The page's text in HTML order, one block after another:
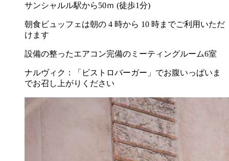
サンシャルル駅から50ｍ (徒歩1分)
朝食ビュッフェは朝の 4 時から 10 時までご利用いただ
けます
設備の整ったエアコン完備のミーティングルーム6室
ナルヴィク：「ビストロバーガー」でお腹いっぱいま
でお召し上がりください